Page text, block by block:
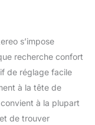
avec 9
une
une
la
s’impose
recherche confort
de réglage facile
à la tête de
à la plupart
de trouver